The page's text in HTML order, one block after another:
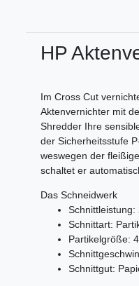
HP
Im Cross Cut
Aktenvernichter mit
Shredder Ihre
der Sicherheitsstufe
weswegen der
schaltet er
Das Schneidwerk
Schnittleistung:
Schnittart:
Partikelgröße:
Schnittgut: